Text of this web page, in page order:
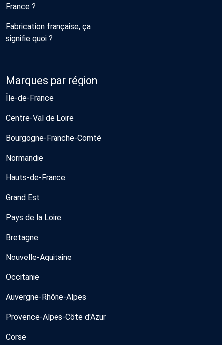
France ?
Fabrication française, ça
signifie quoi ?
Marques par région
Île-de-France
Centre-Val de Loire
Bourgogne-Franche-Comté
Normandie
Hauts-de-France
Grand Est
Pays de la Loire
Bretagne
Nouvelle-Aquitaine
Occitanie
Auvergne-Rhône-Alpes
Provence-Alpes-Côte d'Azur
Corse